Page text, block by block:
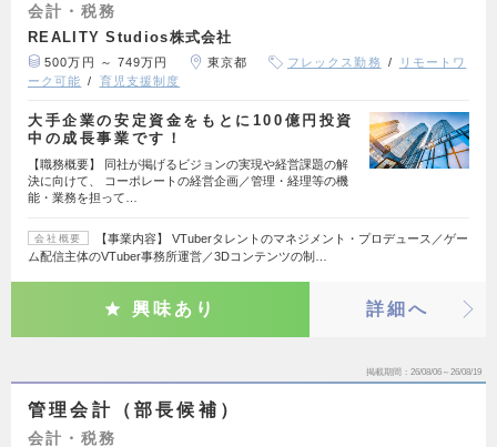
会計・税務
REALITY Studios株式会社
500万円 ～ 749万円 東京都 フレックス勤務
リモートワ
ーク可能
育児支援制度
大手企業の安定資金をもとに100億円投資
中の成長事業です！
【職務概要】 同社が掲げるビジョンの実現や経営課題の解
決に向けて、 コーポレートの経営企画／管理・経理等の機
能・業務を担って…
会社概要
【事業内容】 VTuberタレントのマネジメント・プロデュース／ゲー
ム配信主体のVTuber事務所運営／3Dコンテンツの制…
興味あり 詳細へ
掲載期間 26/08/06～26/08/19
管理会計（部長候補）
会計・税務